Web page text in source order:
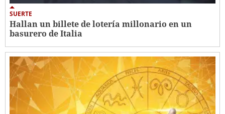
SUERTE
Hallan un billete de lotería millonario en un
basurero de Italia